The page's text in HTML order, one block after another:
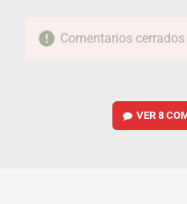
Comentarios cerrados
VER8